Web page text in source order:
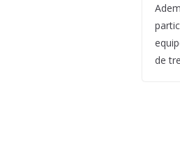
de